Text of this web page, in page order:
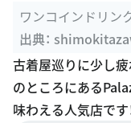
ワンコインドリン
O）』 - 下北沢 ...
出典：
古着屋巡りに少し疲
のところにある
味わえる人気店で